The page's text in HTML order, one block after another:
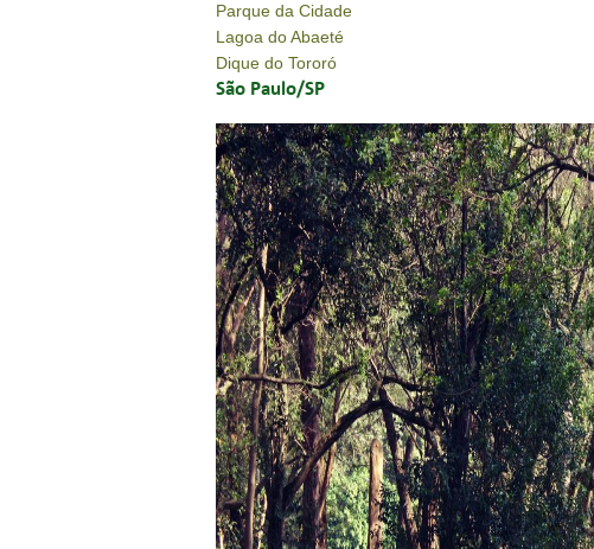
Parque da Cidade
Lagoa do Abaeté
Dique do Tororó
São Paulo/SP